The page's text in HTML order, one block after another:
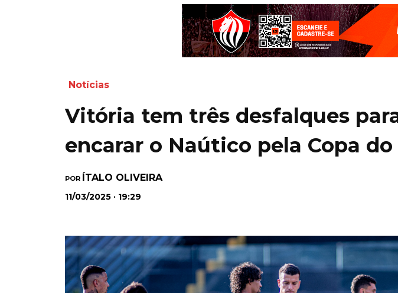
Notícias
Vitória tem três desfalques
encarar o Naútico pela Copa do
POR ÍTALO OLIVEIRA
11/03/2025 · 19:29